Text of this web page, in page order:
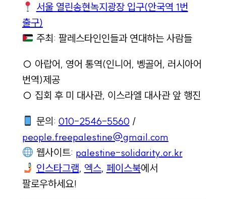
서울 열린송현녹지광장 입구(안국역 1번
출구)
주최: 팔레스타인인들과 연대하는 사람들
○ 아랍어, 영어 통역(인니어, 벵골어, 러시아어
번역)제공
○ 집회 후 미 대사관, 이스라엘 대사관 앞 행진
문의: 010-2546-5560 /
people.freepalestine@gmail.com
웹사이트: palestine-solidarity.or.kr
인스타그램, 엑스, 페이스북에서
팔로우하세요!